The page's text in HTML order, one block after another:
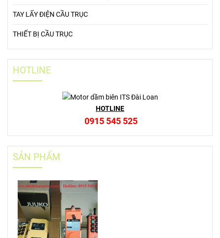
TAY LẤY ĐIỆN CẦU TRỤC
THIẾT BỊ CẦU TRỤC
HOTLINE
HOTLINE
0915 545 525
SẢN PHẨM